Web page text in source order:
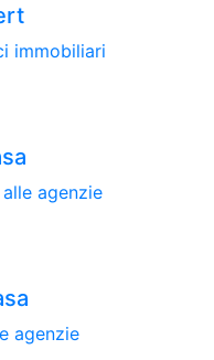
immobiliari
agenzie
agenzie